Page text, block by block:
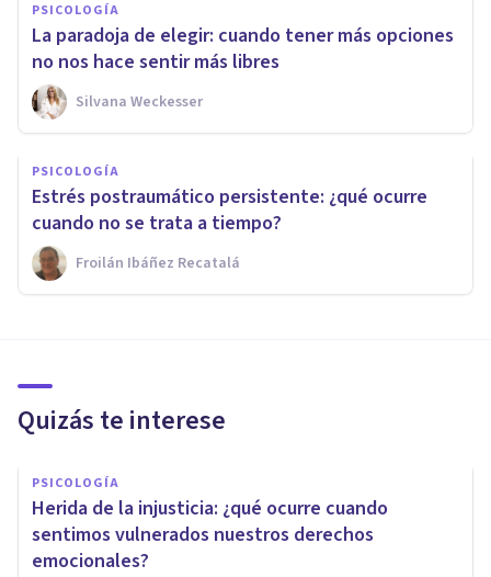
PSICOLOGÍA
La paradoja de elegir: cuando tener más opciones
no nos hace sentir más libres
Silvana Weckesser
PSICOLOGÍA
Estrés postraumático persistente: ¿qué ocurre
cuando no se trata a tiempo?
Froilán Ibáñez Recatalá
Quizás te interese
PSICOLOGÍA
Herida de la injusticia: ¿qué ocurre cuando
sentimos vulnerados nuestros derechos
emocionales?